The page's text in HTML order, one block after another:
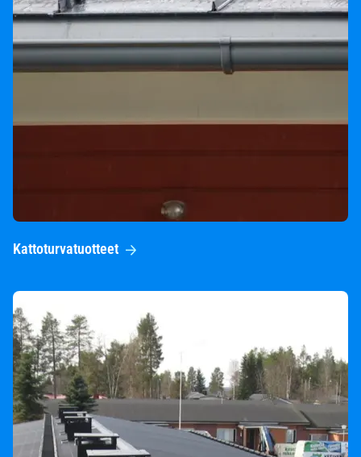
Kattoturvatuotteet